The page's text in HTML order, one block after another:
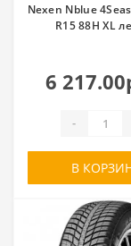
Nexen Nblue
R15 88H XL
6
-
В